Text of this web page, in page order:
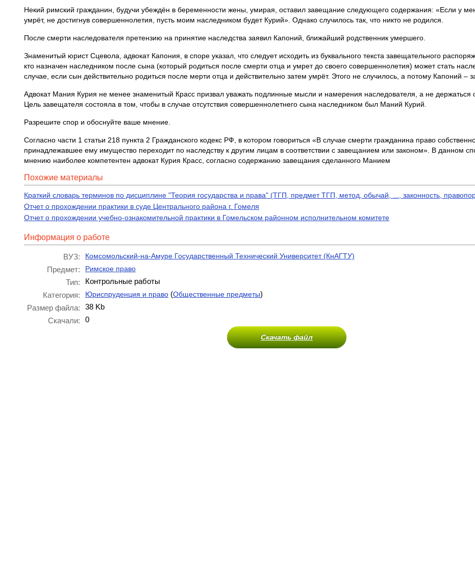
Некий римский гражданин, будучи убеждён в беременности жены, умирая, оставил завещание следующего содержания: «Если у
умрёт, не достигнув совершеннолетия, пусть моим наследником будет Курий». Однако случилось так, что никто не родился.
После смерти наследователя претензию на принятие наследства заявил Капоний, ближайший родственник умершего.
Знаменитый юрист Сцевола, адвокат Капония, в споре указал, что следует исходить из буквального текста завещательного
кто назначен наследником после сына (который родиться после смерти отца и умрет до своего совершеннолетия) может стать
случае, если сын действительно родиться после мерти отца и действительно затем умрёт. Этого не случилось, а потому Капоний –
Адвокат Мания Курия не менее знаменитый Красс призвал уважать подлинные мысли и намерения наследователя, а не держаться
Цель завещателя состояла в том, чтобы в случае отсутствия совершеннолетнего сына наследником был Маний Курий.
Разрешите спор и обоснуйте ваше мнение.
Согласно части 1 статьи 218 пункта 2 Гражданского кодекс РФ, в котором говориться «В случае смерти гражданина право
принадлежавшее ему имущество переходит по наследству к другим лицам в соответствии с завещанием или законом». В данном
мнению наиболее компетентен адвокат Курия Красс, согласно содержанию завещания сделанного Манием
Похожие материалы
Краткий словарь терминов по дисциплине "Теория государства и права" (ТГП, предмет ТГП, метод, обычай, ..., законность,
Отчет о прохождении практики в суде Центрального района г. Гомеля
Отчет о прохождении учебно-ознакомительной практики в Гомельском районном исполнительном комитете
Информация о работе
ВУЗ: Комсомольский-на-Амуре Государственный Технический Университет (КнАГТУ)
Предмет: Римское право
Тип:
Контрольные работы
Категория:
Юриспруденция и право (Общественные предметы)
Размер файла:
38 Kb
Скачали:
0
Скачать файл